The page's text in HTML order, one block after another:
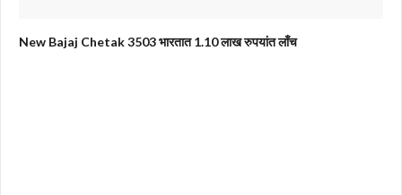
New Bajaj Chetak 3503 भारतात 1.10 लाख रुपयांत लाँच